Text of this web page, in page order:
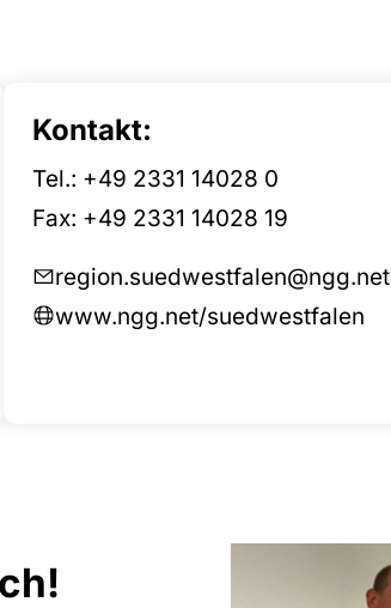
Kontakt:
Tel.: +49 2331 14028 0
Fax: +49 2331 14028 19
region.suedwestfalen@ngg.net
www.ngg.net/suedwestfalen